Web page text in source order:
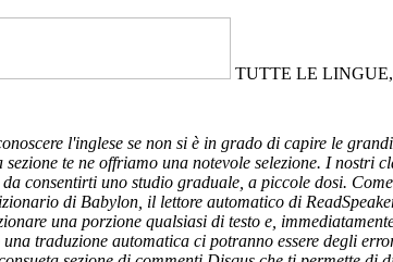
TUTTE LE
l'inglese se non si è in grado di capire le
sezione te ne offriamo una notevole selezione. I nostri
consentirti uno studio graduale, a piccole dosi.
di Babylon, il lettore automatico di
una porzione qualsiasi di testo e,
una traduzione automatica ci potranno essere degli